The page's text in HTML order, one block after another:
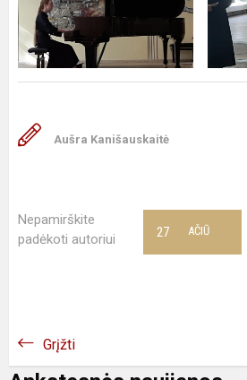
Aušra Kanišauskaitė
Nepamirškite
padėkoti autoriui
AČIŪ
27
Grįžti